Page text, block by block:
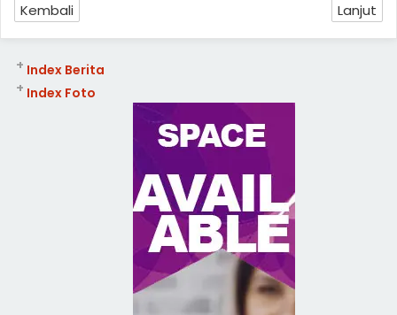
Kembali Lanjut
Index Berita
+
Index Foto
+